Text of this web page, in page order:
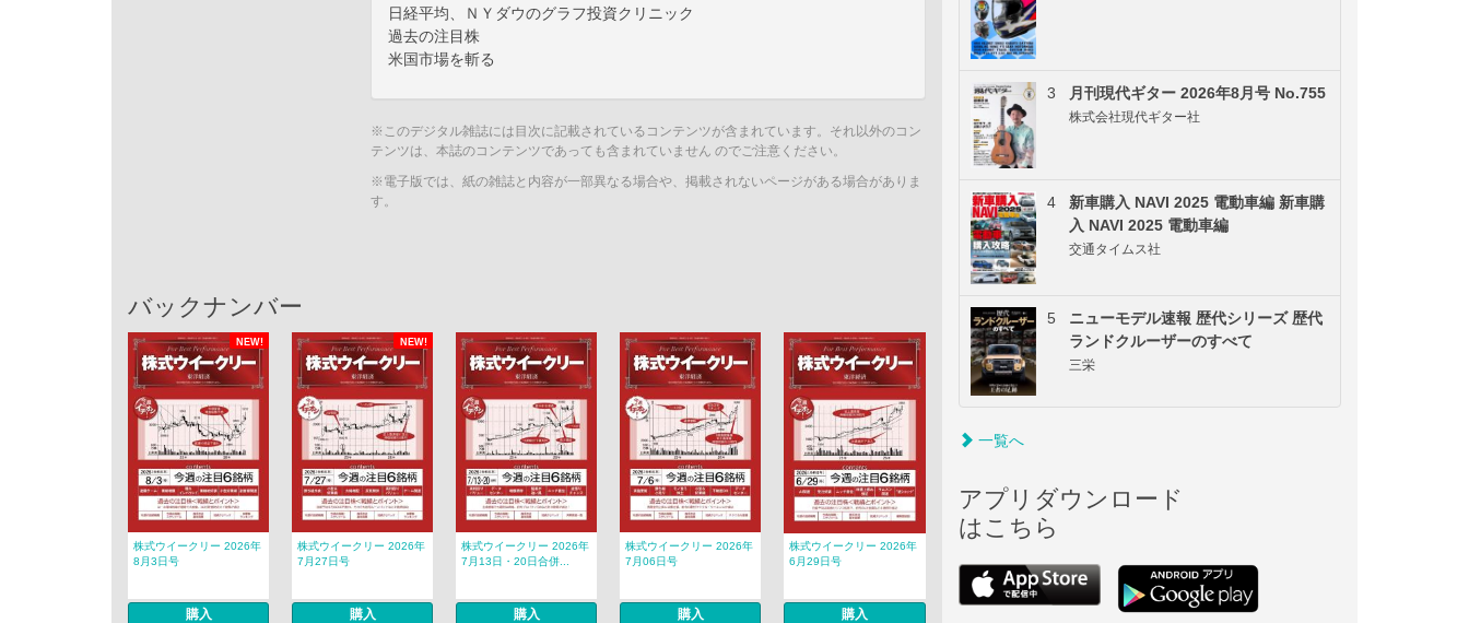
日経平均、ＮＹダウのグラフ投資クリニック
過去の注目株
米国市場を斬る
※このデジタル雑誌には目次に記載されているコンテンツが含まれています。それ以外のコン
テンツは、本誌のコンテンツであっても含まれていません のでご注意ください。
※電子版では、紙の雑誌と内容が一部異なる場合や、掲載されないページがある場合がありま
す。
バックナンバー
NEW! NEW!
株式ウイークリー 2026年
8月3日号
購入
株式ウイークリー 2026年
7月27日号
購入
株式ウイークリー 2026年
7月13日・20日合併...
購入
株式ウイークリー 2026年
7月06日号
購入
株式ウイークリー 2026年
6月29日号
購入
3 月刊現代ギター 2026年8月号 No.755
株式会社現代ギター社
4
新車購入 NAVI 2025 電動車編 新車購
入 NAVI 2025 電動車編
交通タイムス社
5
ニューモデル速報 歴代シリーズ 歴代
ランドクルーザーのすべて
三栄
一覧へ
アプリダウンロード
はこちら